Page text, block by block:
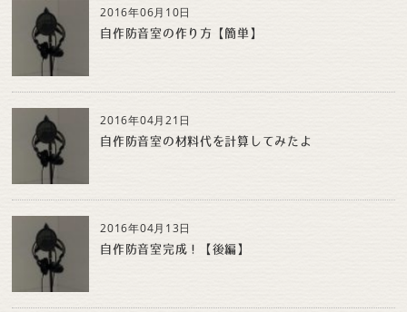
2016年06月10日
自作防音室の作り方【簡単】
2016年04月21日
自作防音室の材料代を計算してみたよ
2016年04月13日
自作防音室完成！【後編】